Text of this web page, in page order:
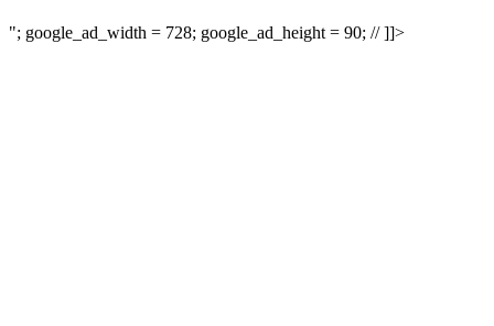
"; google_ad_width = 728; google_ad_height = 90; // ]]>